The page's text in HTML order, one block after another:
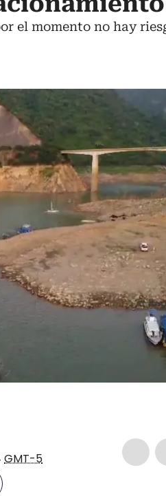
el momento no hay
GMT-5